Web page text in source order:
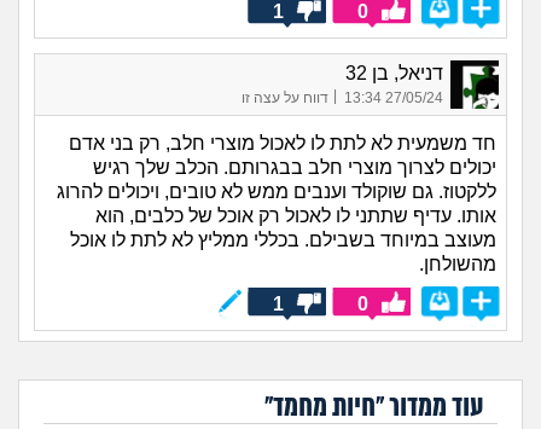
0
1
דניאל, בן 32
27/05/24 13:34 דווח על עצה זו
חד משמעית לא לתת לו לאכול מוצרי חלב, רק בני אדם
יכולים לצרוך מוצרי חלב בבגרותם. הכלב שלך רגיש
ללקטוז. גם שוקולד וענבים ממש לא טובים, ויכולים להרוג
אותו. עדיף שתתני לו לאכול רק אוכל של כלבים, הוא
מעוצב במיוחד בשבילם. בכללי ממליץ לא לתת לו אוכל
מהשולחן.
0
1
עוד ממדור "חיות מחמד"